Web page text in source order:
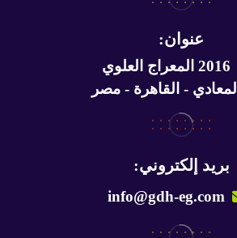
عنوان:
2016 المعراج العلوي
المعادي - القاهرة - مصر
بريد إلكتروني:
info@gdh-eg.com